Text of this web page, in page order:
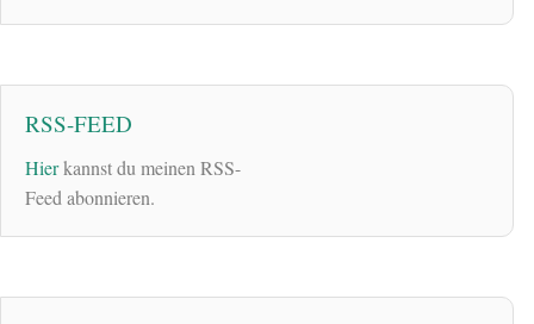
RSS-FEED
Hierkannst du meinen RSS-
Feed abonnieren.